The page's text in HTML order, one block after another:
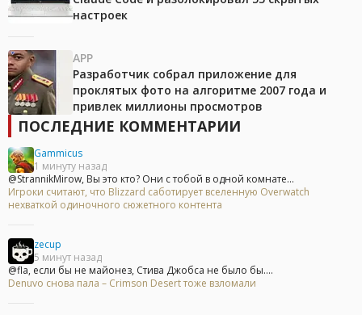
настроек
APP
Разработчик собрал приложение для
проклятых фото на алгоритме 2007 года и
привлек миллионы просмотров
ПОСЛЕДНИЕ КОММЕНТАРИИ
Gammicus
1 минуту назад
@StrannikMirow, Вы это кто? Они с тобой в одной комнате...
Игроки считают, что Blizzard саботирует вселенную Overwatch
нехваткой одиночного сюжетного контента
zecup
5 минут назад
@fla, если бы не майонез, Стива Джобса не было бы....
Denuvo снова пала – Crimson Desert тоже взломали